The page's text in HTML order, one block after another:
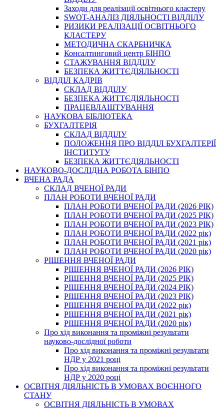
Заходи для реалізації освітнього кластеру
SWOT-АНАЛІЗ ДІЯЛЬНОСТІ ВІДДІЛУ
РИЗИКИ РЕАЛІЗАЦІЇ ОСВІТНЬОГО
КЛАСТЕРУ
МЕТОДИЧНА СКАРБНИЧКА
Консалтинговий центр БІНПО
СТАЖУВАННЯ ВІДДІЛУ
БЕЗПЕКА ЖИТТЄДІЯЛЬНОСТІ
ВІДДІЛ КАДРІВ
СКЛАД ВІДДІЛУ
БЕЗПЕКА ЖИТТЄДІЯЛЬНОСТІ
ПРАЦЕВЛАШТУВАННЯ
НАУКОВА БІБЛІОТЕКА
БУХГАЛТЕРІЯ
СКЛАД ВІДДІЛУ
ПОЛОЖЕННЯ ПРО ВІДДІЛ БУХГАЛТЕРІЇ
ІНСТИТУТУ
БЕЗПЕКА ЖИТТЄДІЯЛЬНОСТІ
НАУКОВО-ДОСЛІДНА РОБОТА БІНПО
ВЧЕНА РАДА
СКЛАД ВЧЕНОЇ РАДИ
ПЛАН РОБОТИ ВЧЕНОЇ РАДИ
ПЛАН РОБОТИ ВЧЕНОЇ РАДИ (2026 РІК)
ПЛАН РОБОТИ ВЧЕНОЇ РАДИ (2025 РІК)
ПЛАН РОБОТИ ВЧЕНОЇ РАДИ (2023 РІК)
ПЛАН РОБОТИ ВЧЕНОЇ РАДИ (2022 рік)
ПЛАН РОБОТИ ВЧЕНОЇ РАДИ (2021 рік)
ПЛАН РОБОТИ ВЧЕНОЇ РАДИ (2020 рік)
РІШЕННЯ ВЧЕНОЇ РАДИ
РІШЕННЯ ВЧЕНОЇ РАДИ (2026 РІК)
РІШЕННЯ ВЧЕНОЇ РАДИ (2025 РІК)
РІШЕННЯ ВЧЕНОЇ РАДИ (2024 РІК)
РІШЕННЯ ВЧЕНОЇ РАДИ (2023 РІК)
РІШЕННЯ ВЧЕНОЇ РАДИ (2022 рік)
РІШЕННЯ ВЧЕНОЇ РАДИ (2021 рік)
РІШЕННЯ ВЧЕНОЇ РАДИ (2020 рік)
Про хід виконання та проміжні результати
науково-дослідної роботи
Про хід виконання та проміжні результати
НДР у 2021 році
Про хід виконання та проміжні результати
НДР у 2020 році
ОСВІТНЯ ДІЯЛЬНІСТЬ В УМОВАХ ВОЄННОГО
СТАНУ
ОСВІТНЯ ДІЯЛЬНІСТЬ В УМОВАХ